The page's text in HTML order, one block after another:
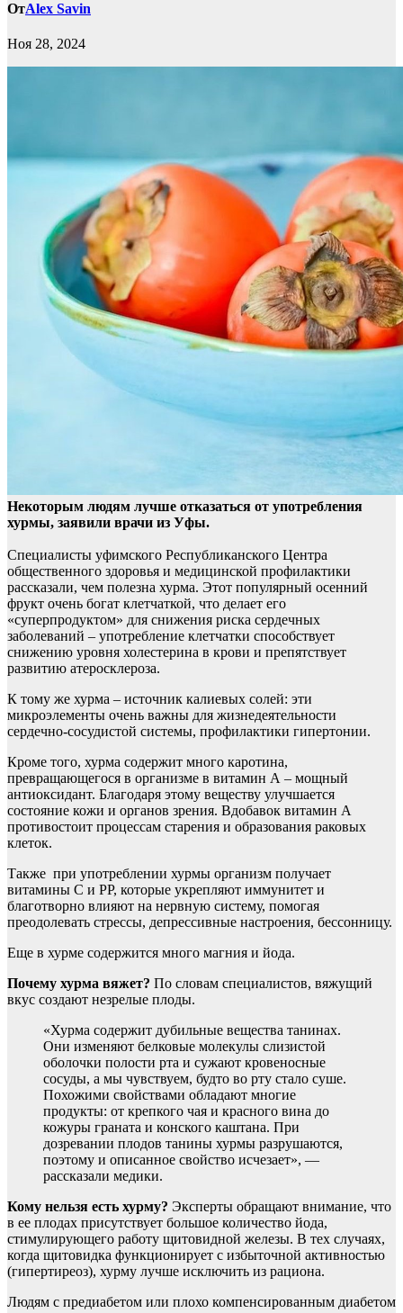
ОтAlex Savin
Ноя 28, 2024
Некоторым людям лучше отказаться от употребления
хурмы, заявили врачи из Уфы.
Специалисты уфимского Республиканского Центра
общественного здоровья и медицинской профилактики
рассказали, чем полезна хурма. Этот популярный осенний
фрукт очень богат клетчаткой, что делает его
«суперпродуктом» для снижения риска сердечных
заболеваний – употребление клетчатки способствует
снижению уровня холестерина в крови и препятствует
развитию атеросклероза.
К тому же хурма – источник калиевых солей: эти
микроэлементы очень важны для жизнедеятельности
сердечно-сосудистой системы, профилактики гипертонии.
Кроме того, хурма содержит много каротина,
превращающегося в организме в витамин А – мощный
антиоксидант. Благодаря этому веществу улучшается
состояние кожи и органов зрения. Вдобавок витамин А
противостоит процессам старения и образования раковых
клеток.
Также при употреблении хурмы организм получает
витамины С и РР, которые укрепляют иммунитет и
благотворно влияют на нервную систему, помогая
преодолевать стрессы, депрессивные настроения, бессонницу.
Еще в хурме содержится много магния и йода.
Почему хурма вяжет? По словам специалистов, вяжущий
вкус создают незрелые плоды.
«Хурма содержит дубильные вещества танинах.
Они изменяют белковые молекулы слизистой
оболочки полости рта и сужают кровеносные
сосуды, а мы чувствуем, будто во рту стало суше.
Похожими свойствами обладают многие
продукты: от крепкого чая и красного вина до
кожуры граната и конского каштана. При
дозревании плодов танины хурмы разрушаются,
поэтому и описанное свойство исчезает», —
рассказали медики.
Кому нельзя есть хурму? Эксперты обращают внимание, что
в ее плодах присутствует большое количество йода,
стимулирующего работу щитовидной железы. В тех случаях,
когда щитовидка функционирует с избыточной активностью
(гипертиреоз), хурму лучше исключить из рациона.
Людям с предиабетом или плохо компенсированным диабетом